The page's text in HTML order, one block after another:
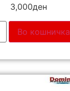
3,000ден
Во кошничка